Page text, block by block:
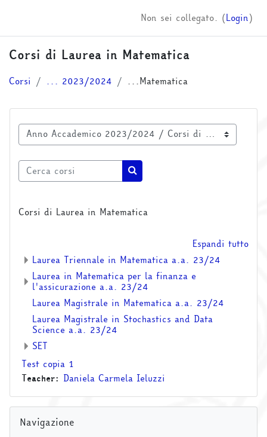
Non sei collegato. (Login)
Corsi di Laurea in Matematica
Corsi ... 2023/2024 ...Matematica
Categorie di corso
Cerca corsi
Cerca corsi
Corsi di Laurea in Matematica
Espandi tutto
Laurea Triennale in Matematica a.a. 23/24
Laurea in Matematica per la finanza e
l'assicurazione a.a. 23/24
Laurea Magistrale in Matematica a.a. 23/24
Laurea Magistrale in Stochastics and Data
Science a.a. 23/24
SET
Test copia 1
Teacher: Daniela Carmela Ieluzzi
Salta Navigazione
Navigazione